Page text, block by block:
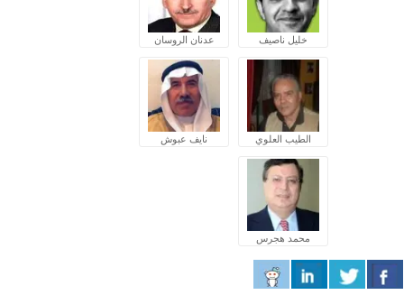
خليل ناصيف عدنان الروسان
الطيب العلوي نايف عبوش
محمد هجرس